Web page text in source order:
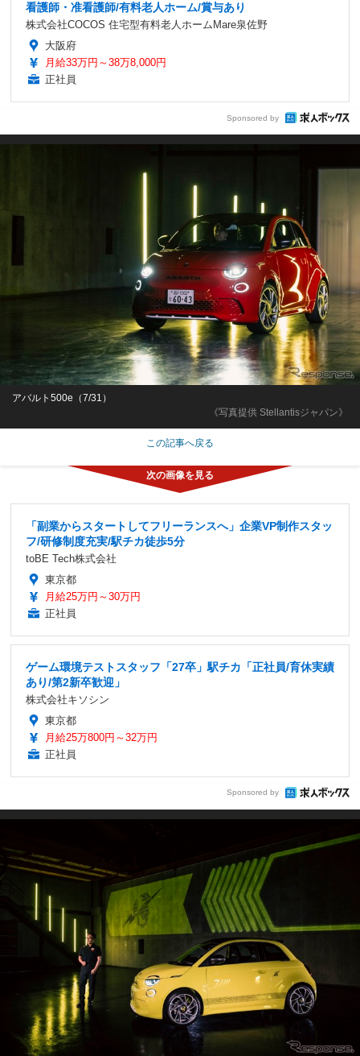
看護師・准看護師/有料老人ホーム/賞与あり
株式会社COCOS 住宅型有料老人ホームMare泉佐野
大阪府
月給33万円～38万8,000円
正社員
Sponsored by
《写真提供 Stellantisジャパン》
アバルト500e（7/31）
この記事へ戻る
「副業からスタートしてフリーランスへ」企業VP制作スタッ
フ/研修制度充実/駅チカ徒歩5分
toBE Tech株式会社
東京都
月給25万円～30万円
正社員
ゲーム環境テストスタッフ「27卒」駅チカ「正社員/育休実績
あり/第2新卒歓迎」
株式会社キソシン
東京都
月給25万800円～32万円
正社員
Sponsored by